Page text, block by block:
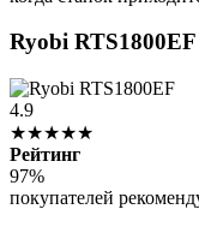
Ryobi RTS1800EF
4.9
★★★★★
Рейтинг
97%
покупателей